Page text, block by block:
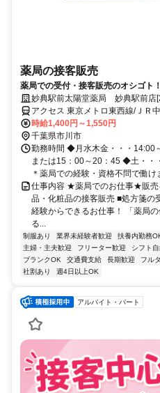
薬局の接客販売
薬局での受付・接客販売のオシゴ
た働き方が可能です！
妙典駅前太陽堂薬局 妙典駅前店
アクセス 東京メトロ東西線/ＪＲ
メトロ東西線/ＪＲ中央本線 行徳
中央本線 原木中山西口徒歩約36分
時給1,400円～1,550円
千葉県市川市
勤務時間 ◆月水木金・・・
または15：00～20：45 ◆土・・
＊薬局での経験・資格不問で働け
仕事内容 ★薬局でのお仕事★販売
品・化粧品の接客販売 ■処方箋の
経験からできるお仕事！ 「薬局
る...
制服あり 業界未経験者歓迎 扶養内勤務
主婦・主夫歓迎
フリーター歓迎 シフト自
ブランクOK
交通費支給 長期歓迎 フル
社割あり
週4日以上OK
アルバイト・パート